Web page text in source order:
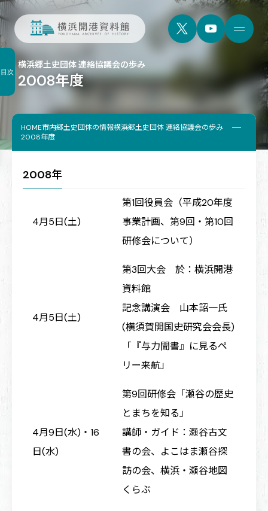
2008年度
横浜郷土史団体 連絡協議会の歩み
HOME市内郷土史団体の情報横浜郷土史団体 連絡協議会の歩み
2008年度
2008年
4月5日(土)
第1回役員会（平成20年度
事業計画、第9回・第10回
研修会について）
4月5日(土)
第3回大会 於：横浜開港
資料館
記念講演会 山本詔一氏
(横須賀開国史研究会会長)
「『与力聞書』に見るペ
リー来航」
4月9日(水)・16
日(水)
第9回研修会「瀬谷の歴史
とまちを知る」
講師・ガイド：瀬谷古文
書の会、よこはま瀬谷探
訪の会、横浜・瀬谷地図
くらぶ
目次